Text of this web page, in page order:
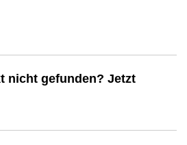
nicht gefunden? Jetzt